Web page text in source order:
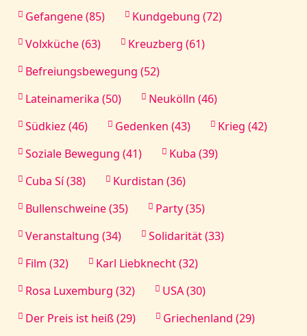
Gefangene (85)
Kundgebung (72)
Volxküche (63)
Kreuzberg (61)
Befreiungsbewegung (52)
Lateinamerika (50)
Neukölln (46)
Südkiez (46)
Gedenken (43)
Krieg (42)
Soziale Bewegung (41)
Kuba (39)
Cuba Sí (38)
Kurdistan (36)
Bullenschweine (35)
Party (35)
Veranstaltung (34)
Solidarität (33)
Film (32)
Karl Liebknecht (32)
Rosa Luxemburg (32)
USA (30)
Der Preis ist heiß (29)
Griechenland (29)